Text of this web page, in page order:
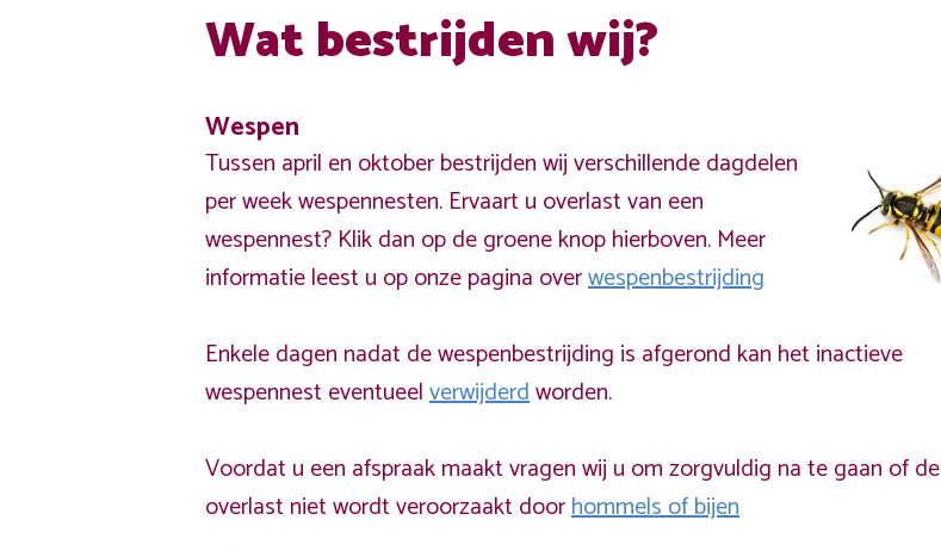
Wat bestrijden wij?
Wespen
Tussen april en oktober bestrijden wij verschillende dagdelen
per week wespennesten. Ervaart u overlast van een
wespennest? Klik dan op de groene knop hierboven. Meer
informatie leest u op onze pagina overwespenbestrijding
Enkele dagen nadat de wespenbestrijding is afgerond kan het inactieve
wespennest eventueelverwijderdworden.
Voordat u een afspraak maakt vragen wij u om zorgvuldig na te gaan of de
overlast niet wordt veroorzaakt doorhommels of bijen